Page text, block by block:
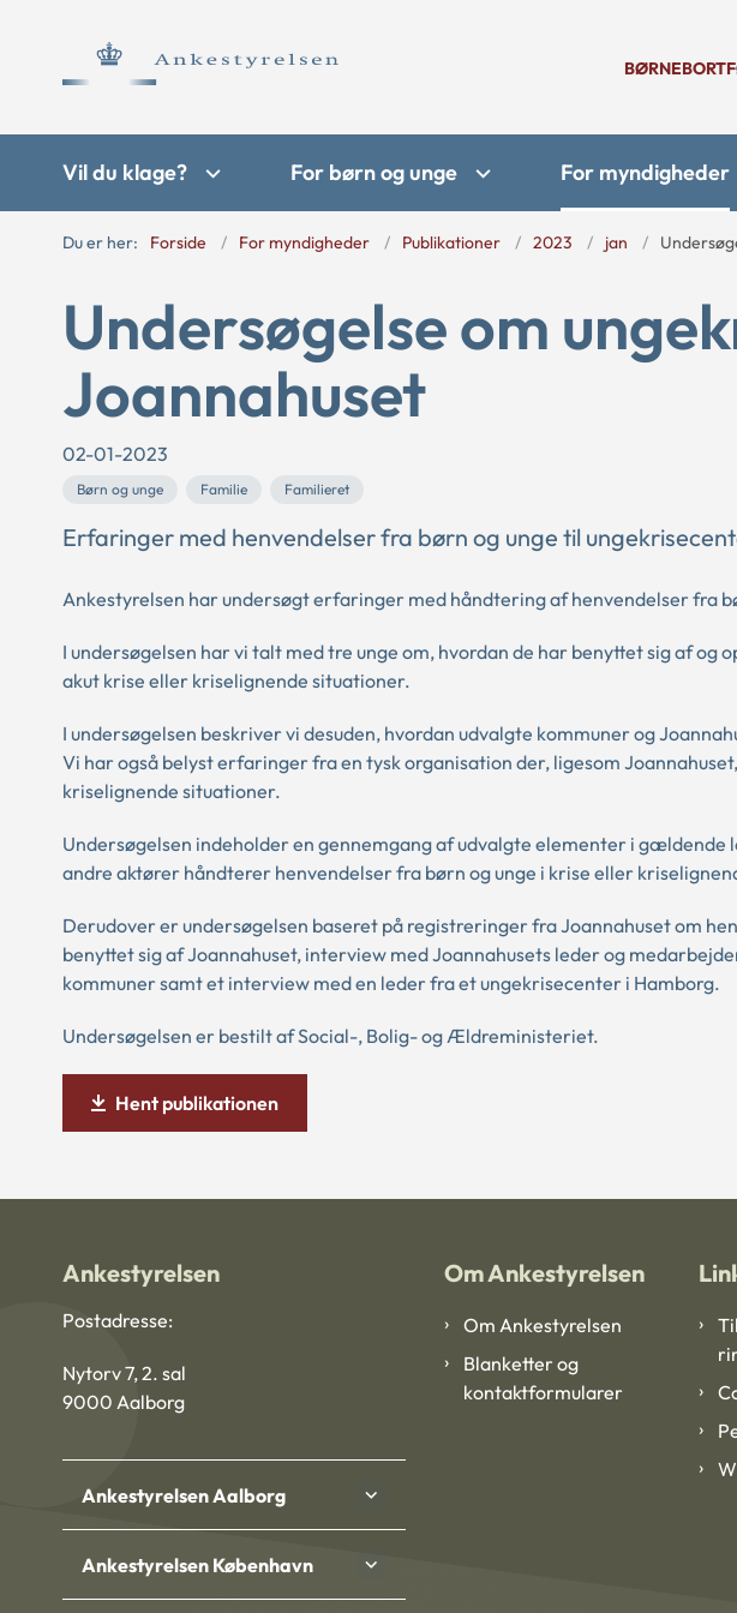
Vil du klage? For børn og unge For myndigheder
Du er her: Forside For myndigheder Publikationer 2023 jan
Undersøgelse om
Joannahuset
02-01-2023
Børn og unge Familie Familieret
Erfaringer med henvendelser fra børn og unge til
Ankestyrelsen har undersøgt erfaringer med håndtering af henvendelser fra
I undersøgelsen har vi talt med tre unge om, hvordan de har benyttet sig af og
akut krise eller kriselignende situationer.
I undersøgelsen beskriver vi desuden, hvordan udvalgte kommuner og
Vi har også belyst erfaringer fra en tysk organisation der, ligesom
kriselignende situationer.
Undersøgelsen indeholder en gennemgang af udvalgte elementer i
andre aktører håndterer henvendelser fra børn og unge i krise eller
Derudover er undersøgelsen baseret på registreringer fra Joannahuset om
benyttet sig af Joannahuset, interview med Joannahusets leder og
kommuner samt et interview med en leder fra et ungekrisecenter i Hamborg.
Undersøgelsen er bestilt af Social-, Bolig- og Ældreministeriet.
Hent publikationen
Ankestyrelsen
Postadresse:
Nytorv 7, 2. sal
9000 Aalborg
Ankestyrelsen Aalborg
Ankestyrelsen København
Om Ankestyrelsen
Om Ankestyrelsen
Blanketter og
kontaktformularer